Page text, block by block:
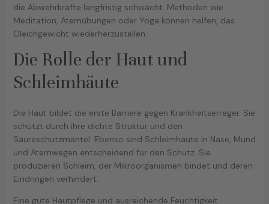
die Abwehrkräfte langfristig schwächt. Methoden wie
Meditation, Atemübungen oder Yoga können helfen, das
Gleichgewicht wiederherzustellen.
Die Rolle der Haut und
Schleimhäute
Die Haut bildet die erste Barriere gegen Krankheitserreger. Sie
schützt durch ihre dichte Struktur und den
Säureschutzmantel. Ebenso sind Schleimhäute in Nase, Mund
und Atemwegen entscheidend für den Schutz. Sie
produzieren Schleim, der Mikroorganismen bindet und deren
Eindringen verhindert.
Eine gute Hautpflege und ausreichende Feuchtigkeit